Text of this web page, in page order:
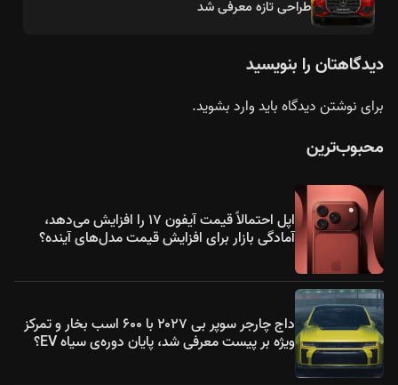
طراحی تازه معرفی شد
دیدگاهتان را بنویسید
برای نوشتن دیدگاه بایدوارد بشوید.
محبوب‌ترین
اپل احتمالاً قیمت آیفون ۱۷ را افزایش می‌دهد،
آمادگی بازار برای افزایش قیمت مدل‌های آینده؟
داج چارجر سوپر بی ۲۰۲۷ با ۶۰۰ اسب بخار و تمرکز
ویژه بر پیست معرفی شد، پایان دوره‌ی سیاه EV؟